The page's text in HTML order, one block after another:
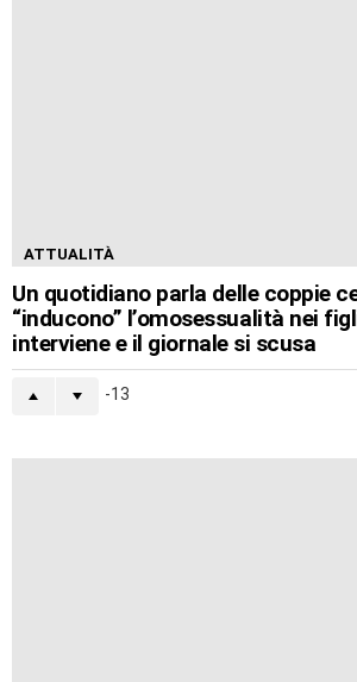
ATTUALITÀ
Un quotidiano parla delle coppie
“inducono” l’omosessualità nei
interviene e il giornale si scusa
-13